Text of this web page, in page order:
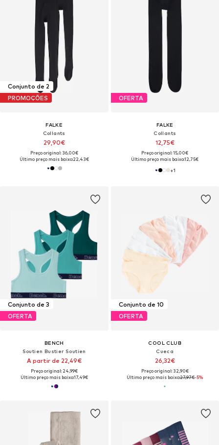
Conjunto de 2
PROMOÇÕES
FALKE
Collants
29,90€
Preço original: 36,00€
Último preço mais baixo:22,43€
OFERTA
FALKE
Collants
12,75€
Preço original: 15,00€
Último preço mais baixo:12,75€
+1
Conjunto de 3
OFERTA
BENCH
Soutien Bustier Soutien
A partir de 22,49€
Preço original: 24,99€
Último preço mais baixo:17,49€
Conjunto de 10
OFERTA
COOL CLUB
Cueca
26,32€
Preço original: 32,90€
Último preço mais baixo:27,97€-5%